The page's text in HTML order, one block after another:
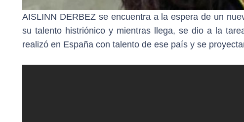
AISLINN DERBEZ se encuentra a la espera de un
su talento histriónico y mientras llega, se dio a la
realizó en España con talento de ese país y se